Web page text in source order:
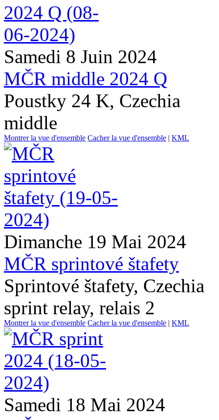
Samedi 8 Juin 2024
MČR middle 2024 Q
Poustky 24 K, Czechia
middle
Montrer la vue d'ensemble Cacher la vue d'ensemble | KML
Dimanche 19 Mai 2024
MČR sprintové štafety
Sprintové štafety, Czechia
sprint relay, relais 2
Montrer la vue d'ensemble Cacher la vue d'ensemble | KML
Samedi 18 Mai 2024